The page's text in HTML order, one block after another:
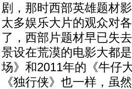
剧，那时西部英雄题材
太多娱乐大片的观众对
了，西部片题材早已失
景设在荒漠的电影大都
场》和2011年的《牛仔
《独行侠》也一样，虽